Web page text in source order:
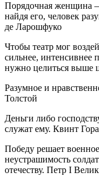
Порядочная женщина
найдя его, человек
де Ларошфуко
Чтобы театр мог
сильнее, интенсивнее
нужно целиться выше
Разумное и
Толстой
Деньги либо
служат ему. Квинт
Победу решает
неустрашимость
отечеству. Петр I